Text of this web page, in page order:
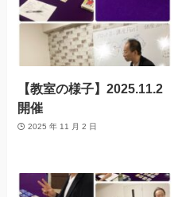
【教室の様子】2025.11.2
開催
2025 年 11 月 2 日